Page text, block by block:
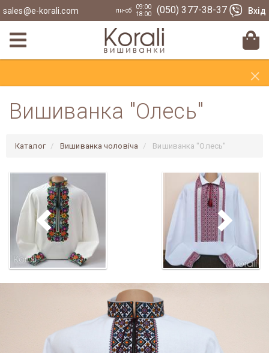
sales@e-korali.com пн-сб
09:00
18:00
(050) 377-38-37 Вхід
×
Вишиванка "Олесь"
Каталог Вишиванка чоловіча Вишиванка "Олесь"